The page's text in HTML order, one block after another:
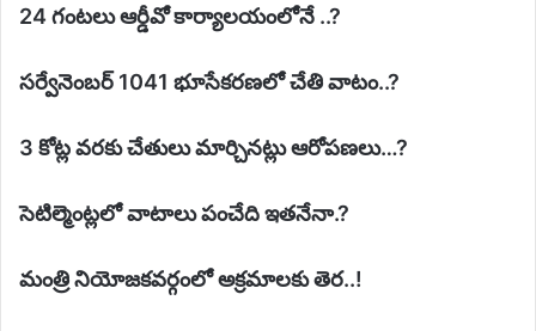
24 గంటలు ఆర్డీవో కార్యాలయంలోనే ..?
సర్వేనెంబర్ 1041 భూసేకరణలో చేతి వాటం..?
3 కోట్ల వరకు చేతులు మార్చినట్లు ఆరోపణలు…?
సెటిల్మెంట్లలో వాటాలు పంచేది ఇతనేనా.?
మంత్రి నియోజకవర్గంలో అక్రమాలకు తెర..!